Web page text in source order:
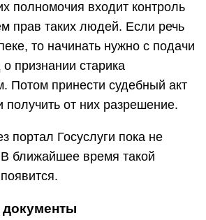
полномочия входит контроль
прав таких людей. Если речь
то начинать нужно с подачи
признании старика
Потом принести судебный акт
получить от них разрешение.
портал Госуслуги пока не
ближайшее время такой